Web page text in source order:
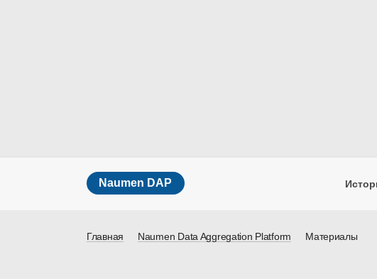
Naumen DAP
Главная Naumen Data Aggregation Platform Материалы